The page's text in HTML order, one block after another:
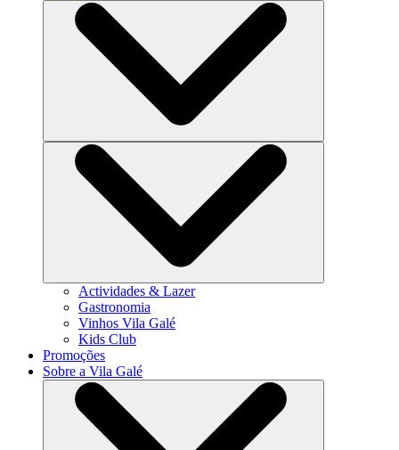
Actividades & Lazer
Gastronomia
Vinhos Vila Galé
Kids Club
Promoções
Sobre a Vila Galé